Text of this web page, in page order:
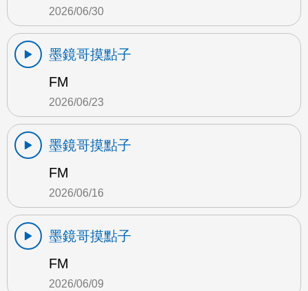
2026/06/30
墨鏡哥摸點子
FM
2026/06/23
墨鏡哥摸點子
FM
2026/06/16
墨鏡哥摸點子
FM
2026/06/09